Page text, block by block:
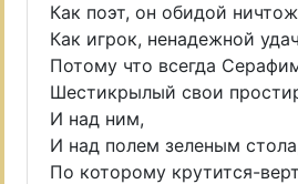
Как поэт, он обидой
Как игрок, ненадежной
Потому что всегда
Шестикрылый свои
И над ним,
И над полем зеленым
По которому крутится-